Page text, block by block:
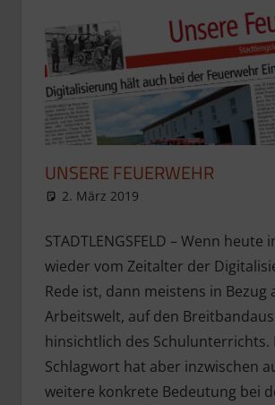
UNSERE FEUERWEHR
2. März 2019
STADTLENGSFELD – Wenn heute
wieder vom Zeitalter der
Rede ist, dann meistens in Bezug
Arbeitswelt, auf den
hinsichtlich des Schulunterrichts.
Schlagwort hat aber inzwischen
weitere konkrete Bedeutung bei